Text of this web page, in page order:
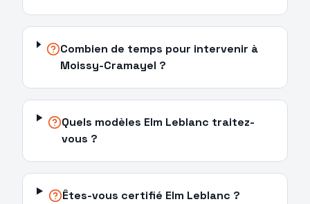
Combien de temps pour intervenir à
Moissy-Cramayel ?
Quels modèles Elm Leblanc traitez-
vous ?
Êtes-vous certifié Elm Leblanc ?